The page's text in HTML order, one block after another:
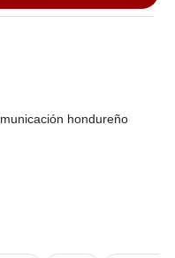
hondureño